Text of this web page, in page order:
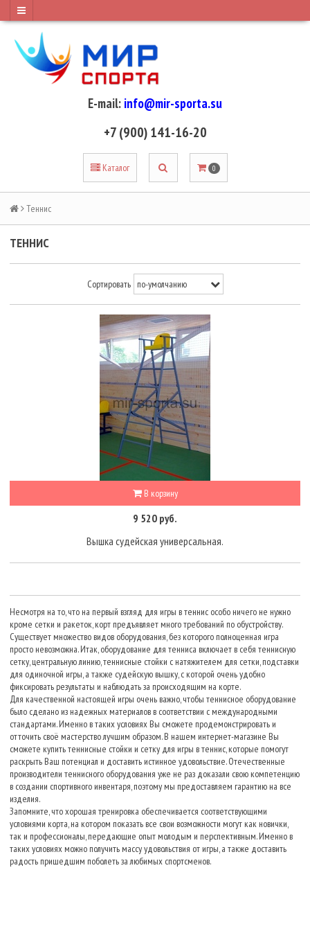
E-mail: info@mir-sporta.su
+7 (900) 141-16-20
Каталог 0
Теннис
ТЕННИС
Сортировать
В корзину
9 520 руб.
Вышка судейская универсальная.
Несмотря на то, что на первый взгляд для игры в теннис особо ничего не нужно
кроме сетки и ракеток, корт предъявляет много требований по обустройству.
Существует множество видов оборудования, без которого полноценная игра
просто невозможна. Итак, оборудование для тенниса включает в себя теннисную
сетку, центральную линию, теннисные стойки с натяжителем для сетки, подставки
для одиночной игры, а также судейскую вышку, с которой очень удобно
фиксировать результаты и наблюдать за происходящим на корте.
Для качественной настоящей игры очень важно, чтобы теннисное оборудование
было сделано из надежных материалов в соответствии с международными
стандартами. Именно в таких условиях Вы сможете продемонстрировать и
отточить своё мастерство лучшим образом. В нашем интернет-магазине Вы
сможете купить теннисные стойки и сетку для игры в теннис, которые помогут
раскрыть Ваш потенциал и доставить истинное удовольствие. Отечественные
производители теннисного оборудования уже не раз доказали свою компетенцию
в создании спортивного инвентаря, поэтому мы предоставляем гарантию на все
изделия.
Запомните, что хорошая тренировка обеспечивается соответствующими
условиями корта, на котором показать все свои возможности могут как новички,
так и профессионалы, передающие опыт молодым и перспективным. Именно в
таких условиях можно получить массу удовольствия от игры, а также доставить
радость пришедшим поболеть за любимых спортсменов.